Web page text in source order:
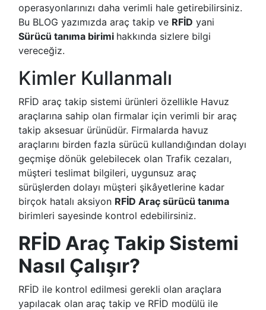
operasyonlarınızı daha verimli hale getirebilirsiniz.
Bu BLOG yazımızda araç takip ve RFİD yani
Sürücü tanıma birimi hakkında sizlere bilgi
vereceğiz.
Kimler Kullanmalı
RFİD araç takip sistemi ürünleri özellikle Havuz
araçlarına sahip olan firmalar için verimli bir araç
takip aksesuar ürünüdür. Firmalarda havuz
araçlarını birden fazla sürücü kullandığından dolayı
geçmişe dönük gelebilecek olan Trafik cezaları,
müşteri teslimat bilgileri, uygunsuz araç
sürüşlerden dolayı müşteri şikâyetlerine kadar
birçok hatalı aksiyon RFİD Araç sürücü tanıma
birimleri sayesinde kontrol edebilirsiniz.
RFİD Araç Takip Sistemi
Nasıl Çalışır?
RFİD ile kontrol edilmesi gerekli olan araçlara
yapılacak olan araç takip ve RFİD modülü ile